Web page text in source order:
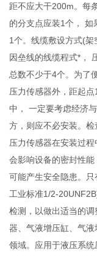
距不应大干200m。每
的分支点应装1个，
1个。线缆敷设方式(架
因垒线的线缆程式*，
总数不少于4个。为了
压力传感器外，距起
中， 一定要考虑经济
方，则应不必安装。
压力传感器在安装过
会影响设备的密封性
可能产生安全隐患。
工业标准1/2-
检测，以做出适当的
器、气液增压缸、气
领域。应用于液压系